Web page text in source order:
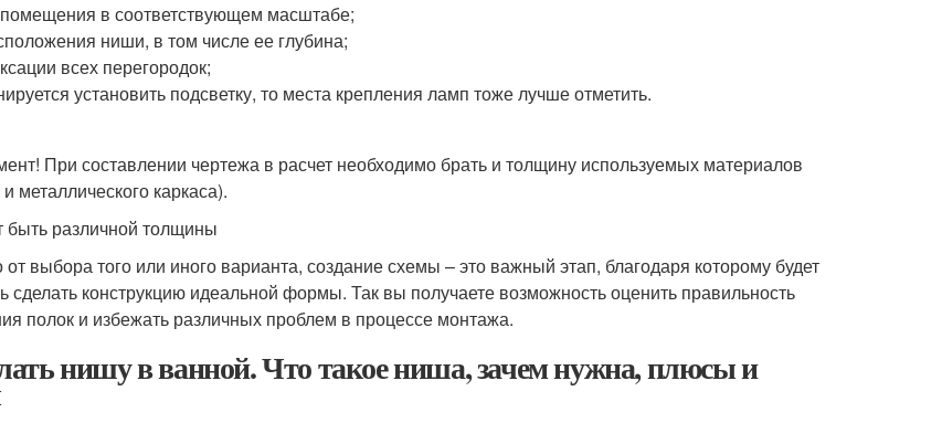
в соответствующем масштабе;
ниши, в том числе ее глубина;
всех перегородок;
установить подсветку, то места крепления ламп тоже лучше отметить.
При составлении чертежа в расчет необходимо брать и толщину используемых материалов
металлического каркаса).
быть различной толщины
выбора того или иного варианта, создание схемы – это важный этап, благодаря которому будет
сделать конструкцию идеальной формы. Так вы получаете возможность оценить правильность
полок и избежать различных проблем в процессе монтажа.
нишу в ванной. Что такое ниша, зачем нужна, плюсы и